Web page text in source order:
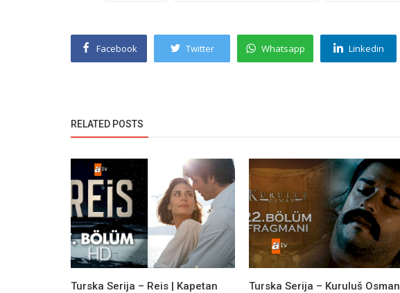
Facebook Twitter Whatsapp Linkedin
RELATED POSTS
Turska Serija – Reis | Kapetan
Turska Serija – Kuruluš Osman